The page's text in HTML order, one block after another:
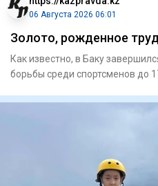
06 Августа 2026 06:01
Золото, рожденное
Как известно, в Баку
борьбы среди спортсменов до